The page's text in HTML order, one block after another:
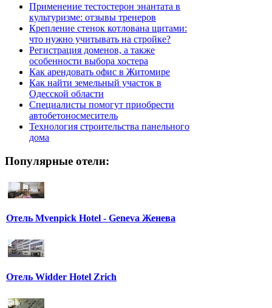
Применение тестостерон энантата в
культуризме: отзывы тренеров
Крепление стенок котлована щитами:
что нужно учитывать на стройке?
Регистрация доменов, а также
особенности выбора хостера
Как арендовать офис в Житомире
Как найти земельный участок в
Одесской области
Специалисты помогут приобрести
автобетоносмеситель
Технология строительства панельного
дома
Популярные отели:
Отель Mvenpick Hotel - Geneva Женева
Отель Widder Hotel Zrich